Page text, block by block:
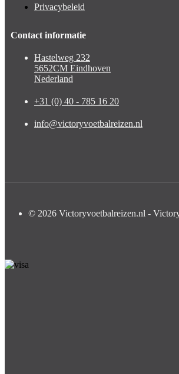
Privacybeleid
Contact informatie
Hastelweg 232
5652CM Eindhoven
Nederland
+31 (0) 40 - 785 16 20
info@victoryvoetbalreizen.nl
© 2026 Victoryvoetbalreizen.nl -